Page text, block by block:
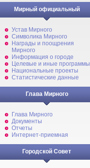
Мирный официальный
Устав Мирного
Символика Мирного
Награды и поощрения
Мирного
Информация о городе
Целевые и иные программы
Национальные проекты
Статистические данные
Глава Мирного
Глава Мирного
Документы
Отчеты
Интернет-приемная
Городской Совет